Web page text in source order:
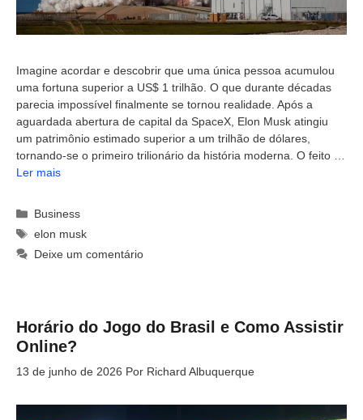
Imagine acordar e descobrir que uma única pessoa acumulou
uma fortuna superior a US$ 1 trilhão. O que durante décadas
parecia impossível finalmente se tornou realidade. Após a
aguardada abertura de capital da SpaceX, Elon Musk atingiu
um patrimônio estimado superior a um trilhão de dólares,
tornando-se o primeiro trilionário da história moderna. O feito …
Ler mais
Categorias
Business
Tags
elon musk
Deixe um comentário
Horário do Jogo do Brasil e Como Assistir
Online?
13 de junho de 2026 Por Richard Albuquerque